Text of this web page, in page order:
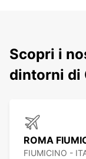
Scopri i
dintorni di
ROMA
FIUMICINO -